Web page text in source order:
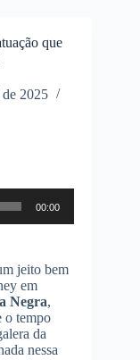
que
2025
00:00
jeito bem
em
Negra,
o tempo
da
nessa